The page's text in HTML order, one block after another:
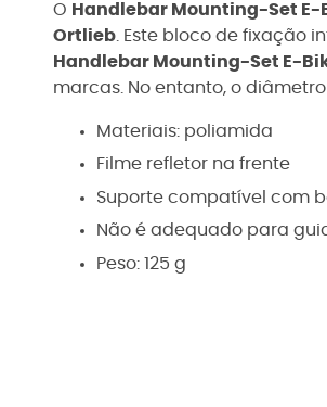
O Handlebar Mounting-Set E-
Ortlieb . Este bloco de fixação
Handlebar Mounting-Set E-
marcas. No entanto, o
Materiais: poliamida
Filme refletor na frente
Suporte compatível com
Não é adequado para
Peso: 125 g